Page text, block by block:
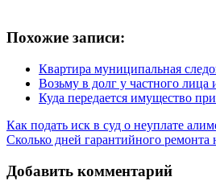
Похожие записи:
Квартира муниципальная
Возьму в долг у частного лица
Куда передается имущество
Как подать иск в суд о неуплате
Сколько дней гарантийного ремонта
Добавить комментарий